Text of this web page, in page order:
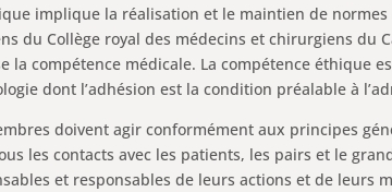
implique la réalisation et le maintien de
du Collège royal des médecins et chirurgiens du
la compétence médicale. La compétence éthique
dont l’adhésion est la condition préalable à
doivent agir conformément aux principes
les contacts avec les patients, les pairs et le
et responsables de leurs actions et de leurs